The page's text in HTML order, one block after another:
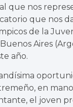
que nos
que nos
de la
Aires
año.
en
el joven